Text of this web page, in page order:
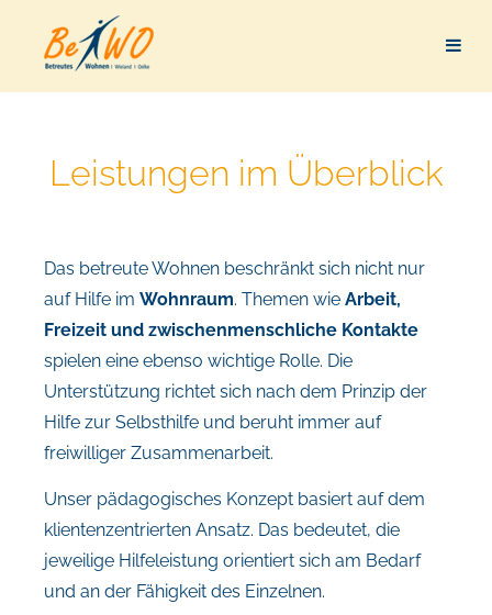
Leistungen im Überblick
Das betreute Wohnen beschränkt sich nicht nur
auf Hilfe im Wohnraum. Themen wie Arbeit,
Freizeit und zwischenmenschliche Kontakte
spielen eine ebenso wichtige Rolle. Die
Unterstützung richtet sich nach dem Prinzip der
Hilfe zur Selbsthilfe und beruht immer auf
freiwilliger Zusammenarbeit.
Unser pädagogisches Konzept basiert auf dem
klientenzentrierten Ansatz. Das bedeutet, die
jeweilige Hilfeleistung orientiert sich am Bedarf
und an der Fähigkeit des Einzelnen.